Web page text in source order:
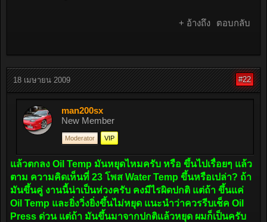
+ อ้างถึง ตอบกลับ
18 เมษายน 2009 #22
man200sx
New Member
Moderator VIP
แล้วตกลง Oil Temp มันหยุดไหมครับ หรือ ขึ้นไปเรื่อยๆ แล้ว
ตาม ความคิดเห็นที่ 23 โพส Water Temp ขึ้นหรือเปล่า? ถ้า
มันขึ้นคู่ งานนี้น่าเป็นห่วงครับ คงมีไรผิดปกติ แต่ถ้า ขึ้นแค่
Oil Temp และยิ่งวิ่งยิ่งขึ้นไม่หยุด แนะนำว่าควรรีบเช็ค Oil
Press ด่วน แต่ถ้า มันขึ้นมาจากปกติแล้วหยุด ผมก็เป็นครับ